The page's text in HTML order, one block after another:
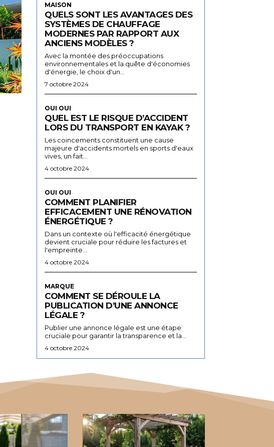
MAISON
QUELS SONT LES AVANTAGES DES
SYSTÈMES DE CHAUFFAGE
MODERNES PAR RAPPORT AUX
ANCIENS MODÈLES ?
Avec la montée des préoccupations
environnementales et la quête d'économies
d'énergie, le choix d'un...
7 octobre 2024
OUI OUI
QUEL EST LE RISQUE D’ACCIDENT
LORS DU TRANSPORT EN KAYAK ?
Les coincements constituent une cause
majeure d'accidents mortels en sports d'eaux
vives, un fait...
4 octobre 2024
OUI OUI
COMMENT PLANIFIER
EFFICACEMENT UNE RÉNOVATION
ÉNERGÉTIQUE ?
Dans un contexte où l'efficacité énergétique
devient cruciale pour réduire les factures et
l'empreinte...
4 octobre 2024
MARQUE
COMMENT SE DÉROULE LA
PUBLICATION D’UNE ANNONCE
LÉGALE ?
Publier une annonce légale est une étape
cruciale pour garantir la transparence et la...
4 octobre 2024